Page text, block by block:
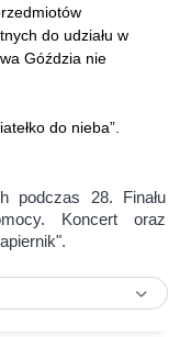
do udziału w
Góździa nie
do nieba”.
podczas 28. Finału
Koncert oraz